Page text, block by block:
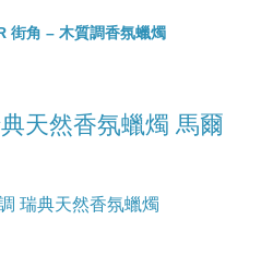
街角 – 木質調香氛蠟燭
天然香氛蠟燭 馬爾